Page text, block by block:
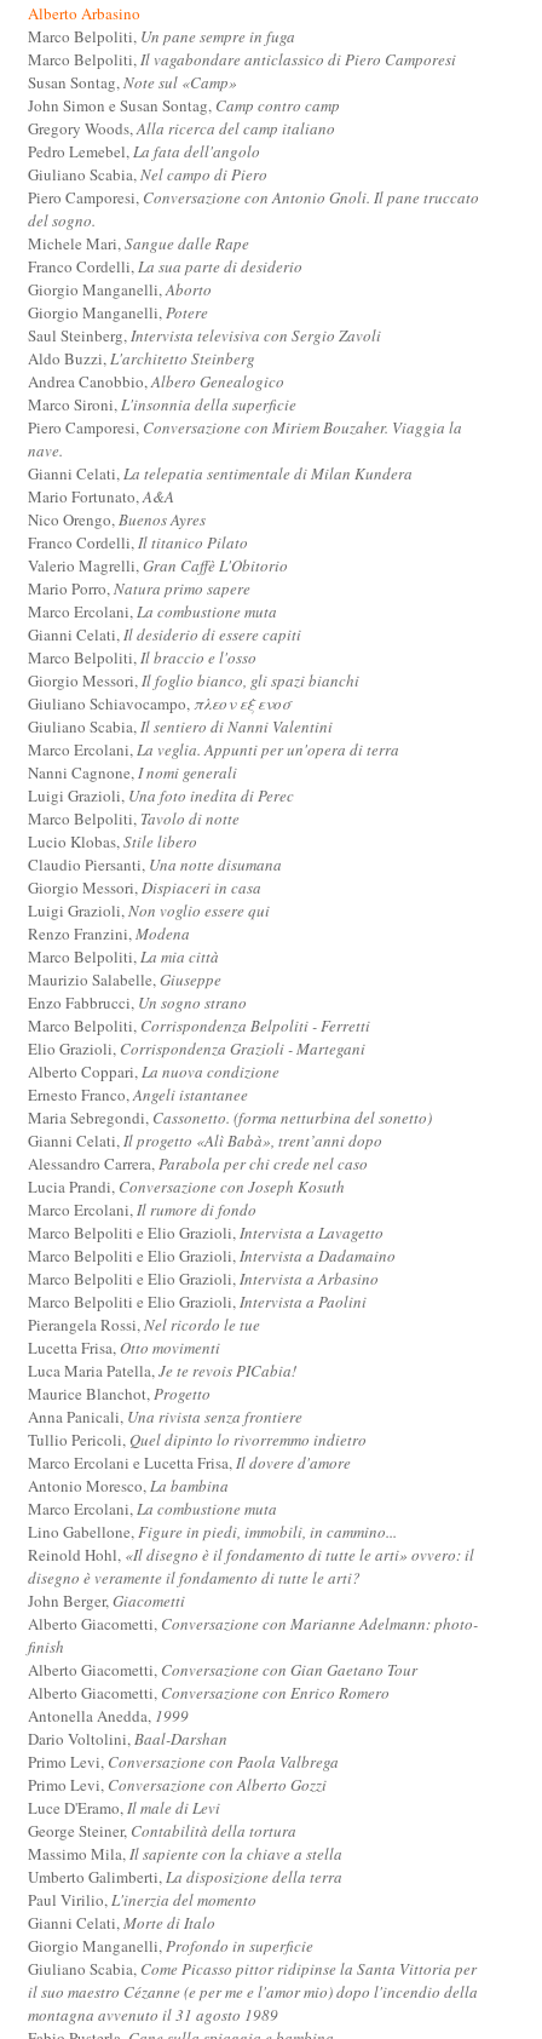
Alberto Arbasino
Marco Belpoliti, Un pane sempre in fuga
Marco Belpoliti,Il vagabondare anticlassico di Piero Camporesi
Susan Sontag,Note sul «Camp»
John Simon e Susan Sontag, Camp contro camp
Gregory Woods,Alla ricerca del camp italiano
Pedro Lemebel,La fata dell'angolo
Giuliano Scabia,Nel campo di Piero
Piero Camporesi, Conversazione con Antonio Gnoli. Il pane truccato
del sogno.
Michele Mari,Sangue dalle Rape
Franco Cordelli,La sua parte di desiderio
Giorgio Manganelli,Aborto
Giorgio Manganelli,Potere
Saul Steinberg,Intervista televisiva con Sergio Zavoli
Aldo Buzzi,L'architetto Steinberg
Andrea Canobbio,Albero Genealogico
Marco Sironi,L'insonnia della superficie
Piero Camporesi, Conversazione con Miriem Bouzaher. Viaggia la
nave.
Gianni Celati,La telepatia sentimentale di Milan Kundera
Mario Fortunato,A&A
Nico Orengo,Buenos Ayres
Franco Cordelli,Il titanico Pilato
Valerio Magrelli,Gran Caffè L'Obitorio
Mario Porro,Natura primo sapere
Marco Ercolani,La combustione muta
Gianni Celati,Il desiderio di essere capiti
Marco Belpoliti,Il braccio e l'osso
Giorgio Messori,Il foglio bianco, gli spazi bianchi
Giuliano Schiavocampo,πλεον εξ ενοσ
Giuliano Scabia,Il sentiero di Nanni Valentini
Marco Ercolani,La veglia. Appunti per un'opera di terra
Nanni Cagnone,I nomi generali
Luigi Grazioli, Una foto inedita di Perec
Marco Belpoliti, Tavolo di notte
Lucio Klobas,Stile libero
Claudio Piersanti, Una notte disumana
Giorgio Messori,Dispiaceri in casa
Luigi Grazioli,Non voglio essere qui
Renzo Franzini,Modena
Marco Belpoliti,La mia città
Maurizio Salabelle,Giuseppe
Enzo Fabbrucci, Un sogno strano
Marco Belpoliti, Corrispondenza Belpoliti - Ferretti
Elio Grazioli, Corrispondenza Grazioli - Martegani
Alberto Coppari,La nuova condizione
Ernesto Franco,Angeli istantanee
Maria Sebregondi, Cassonetto. (forma netturbina del sonetto)
Gianni Celati,Il progetto «Alì Babà», trent’anni dopo
Alessandro Carrera,Parabola per chi crede nel caso
Lucia Prandi, Conversazione con Joseph Kosuth
Marco Ercolani,Il rumore di fondo
Marco Belpoliti e Elio Grazioli,Intervista a Lavagetto
Marco Belpoliti e Elio Grazioli,Intervista a Dadamaino
Marco Belpoliti e Elio Grazioli,Intervista a Arbasino
Marco Belpoliti e Elio Grazioli,Intervista a Paolini
Pierangela Rossi,Nel ricordo le tue
Lucetta Frisa,Otto movimenti
Luca Maria Patella,Je te revois PICabia!
Maurice Blanchot,Progetto
Anna Panicali, Una rivista senza frontiere
Tullio Pericoli,Quel dipinto lo rivorremmo indietro
Marco Ercolani e Lucetta Frisa,Il dovere d'amore
Antonio Moresco,La bambina
Marco Ercolani,La combustione muta
Lino Gabellone,Figure in piedi, immobili, in cammino...
Reinold Hohl, «Il disegno è il fondamento di tutte le arti» ovvero: il
disegno è veramente il fondamento di tutte le arti?
John Berger,Giacometti
Alberto Giacometti, Conversazione con Marianne Adelmann: photo-
finish
Alberto Giacometti, Conversazione con Gian Gaetano Tour
Alberto Giacometti, Conversazione con Enrico Romero
Antonella Anedda, 1999
Dario Voltolini,Baal-Darshan
Primo Levi, Conversazione con Paola Valbrega
Primo Levi, Conversazione con Alberto Gozzi
Luce D'Eramo,Il male di Levi
George Steiner, Contabilità della tortura
Massimo Mila,Il sapiente con la chiave a stella
Umberto Galimberti,La disposizione della terra
Paul Virilio,L'inerzia del momento
Gianni Celati,Morte di Italo
Giorgio Manganelli,Profondo in superficie
Giuliano Scabia, Come Picasso pittor ridipinse la Santa Vittoria per
il suo maestro Cézanne (e per me e l'amor mio) dopo l'incendio della
montagna avvenuto il 31 agosto 1989